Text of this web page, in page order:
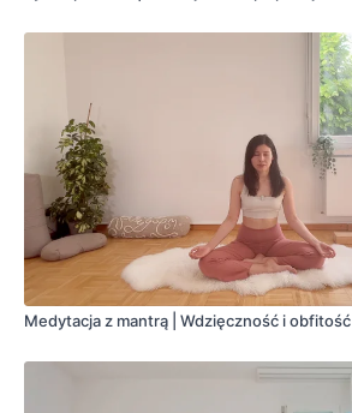
Medytacja z mantrą | Wdzięczność i obfitość